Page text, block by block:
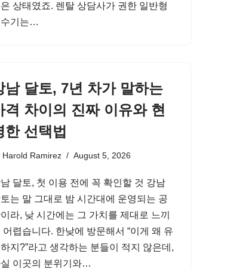
상태였죠. 렌탈 상담사가 권한 일반형
수기는…
남 달토, 7년 차가 말하는
격 차이의 진짜 이유와 현
한 선택법
Harold Ramirez August 5, 2026
달토, 첫 이용 전에 꼭 확인할 것 강남
는 말 그대로 밤 시간대에 운영되는 공
라, 낮 시간에는 그 가치를 제대로 느끼
어렵습니다. 한낮에 방문해서 “이게 왜 유
지?”라고 생각하는 분들이 적지 않은데,
이곳의 분위기와…